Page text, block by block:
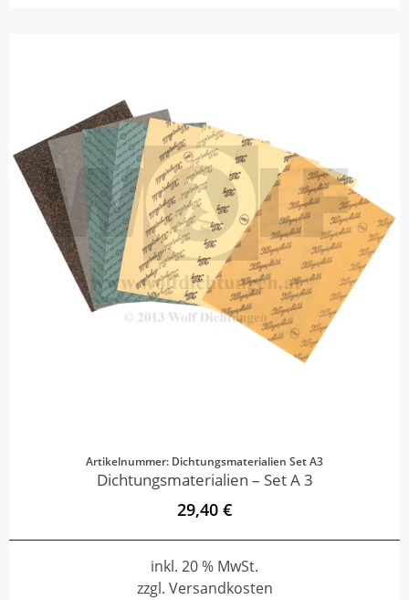
Artikelnummer: Dichtungsmaterialien Set A3
Dichtungsmaterialien – Set A 3
29,40 €
inkl. 20 % MwSt.
zzgl. Versandkosten